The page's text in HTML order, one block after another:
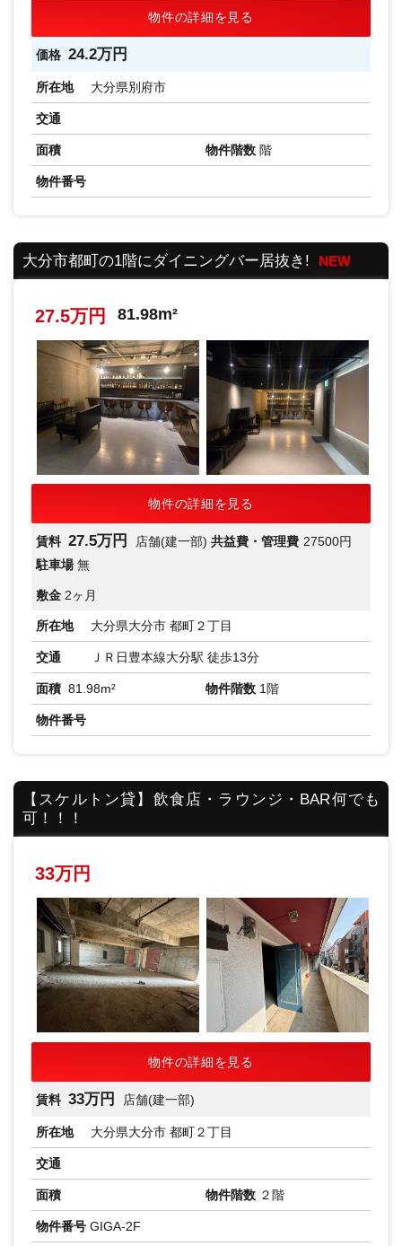
物件の詳細を見る
価格 24.2万円
所在地 大分県別府市
交通
面積 物件階数 階
物件番号
大分市都町の1階にダイニングバー居抜き! NEW
27.5万円 81.98m²
物件の詳細を見る
賃料 27.5万円 店舗(建一部) 共益費・管理費 27500円
駐車場 無
敷金 2ヶ月
所在地 大分県大分市 都町２丁目
交通 ＪＲ日豊本線大分駅 徒歩13分
面積 81.98m² 物件階数 1階
物件番号
【スケルトン貸】飲食店・ラウンジ・BAR何でも
可！！！
33万円
物件の詳細を見る
賃料 33万円 店舗(建一部)
所在地 大分県大分市 都町２丁目
交通
面積 物件階数 ２階
物件番号 GIGA-2F